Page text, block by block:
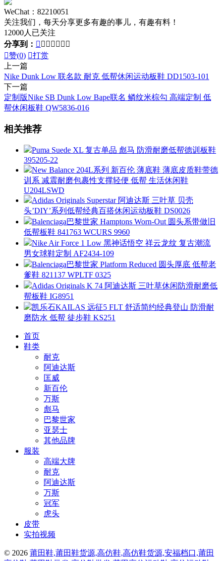
WeChat：82210051
关注我们，每天分享更多有趣的事儿，有趣有料！
12000人已关注
分享到：       
赞(0) 打赏
上一篇
Nike Dunk Low 联名款 耐克 低帮休闲运动板鞋 DD1503-101
下一篇
定制版Nike SB Dunk Low Bape联名 鳞纹米棕勾 高端定制 低
帮休闲板鞋 QW5836-016
相关推荐
Puma Suede XL 复古单品 彪马 防滑耐磨低帮德训板鞋
395205-22
New Balance 204L系列 新百伦 薄底鞋 薄底皮质鞋带德
训系 减震耐磨包裹性支撑轻便 低帮 生活休闲鞋
U204LSWD
Adidas Originals Superstar 阿迪达斯 三叶草 贝壳
头’DIY’系列低帮经典百搭休闲运动板鞋 DS0026
Balenciaga巴黎世家 Hamptons Worn-Out 圆头系带做旧
低帮板鞋 841763 WCURS 9960
Nike Air Force 1 Low 黑神话悟空 祥云龙纹 复古潮流
男女球鞋定制 AF2434-109
Balenciaga巴黎世家 Platform Reduced 圆头厚底 低帮老
爹鞋 821137 WPLTF 0325
Adidas Originals K 74 阿迪达斯 三叶草休闲防滑耐磨低
帮板鞋 IG8951
凯乐石KAILAS 远征5 FLT 舒适简约经典登山 防滑耐
磨防水 低帮 徒步鞋 KS251
首页
鞋类
耐克
阿迪达斯
匡威
新百伦
万斯
彪马
巴黎世家
亚瑟士
其他品牌
服装
高端大牌
耐克
阿迪达斯
万斯
冠军
虎头
皮带
实拍视频
© 2026 莆田鞋,莆田鞋货源,高仿鞋,高仿鞋货源,安福档口,莆田